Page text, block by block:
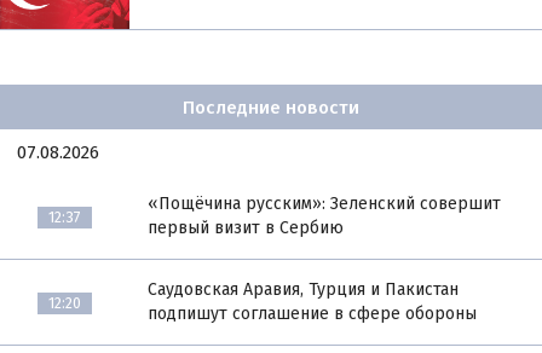
Последние новости
07.08.2026
12:37
«Пощёчина русским»: Зеленский совершит
первый визит в Сербию
12:20
Саудовская Аравия, Турция и Пакистан
подпишут соглашение в сфере обороны